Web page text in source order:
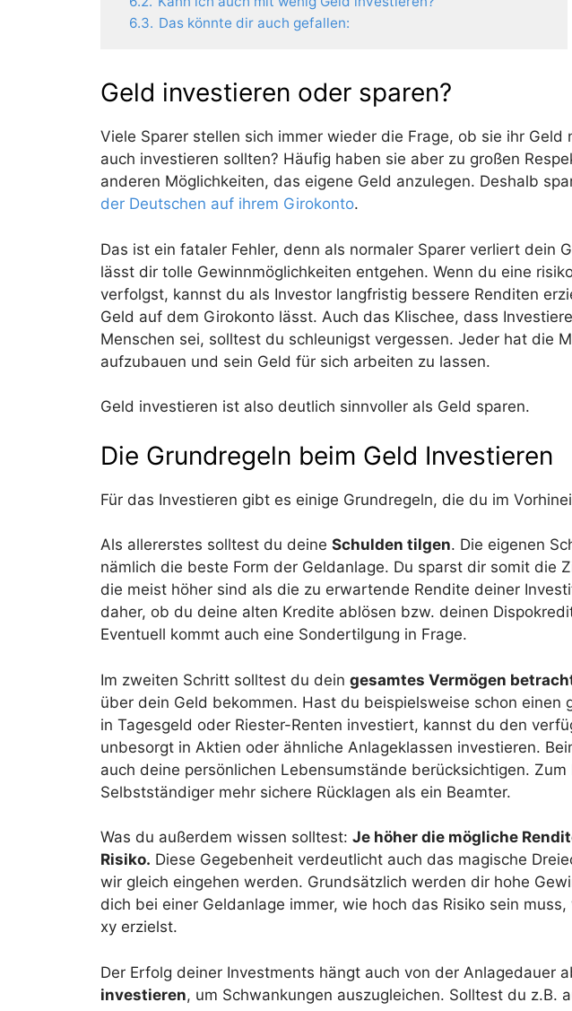
6.3. Das könnte dir auch gefallen:
Geld investieren oder sparen?
Viele Sparer stellen sich immer wieder die Frage, ob sie ihr Geld
auch investieren sollten? Häufig haben sie aber zu großen
anderen Möglichkeiten, das eigene Geld anzulegen. Deshalb
der Deutschen auf ihrem Girokonto.
Das ist ein fataler Fehler, denn als normaler Sparer verliert dein
lässt dir tolle Gewinnmöglichkeiten entgehen. Wenn du eine
verfolgst, kannst du als Investor langfristig bessere Renditen
Geld auf dem Girokonto lässt. Auch das Klischee, dass
Menschen sei, solltest du schleunigst vergessen. Jeder hat die
aufzubauen und sein Geld für sich arbeiten zu lassen.
Geld investieren ist also deutlich sinnvoller als Geld sparen.
Die Grundregeln beim Geld Investieren
Für das Investieren gibt es einige Grundregeln, die du im
Als allererstes solltest du deine Schulden tilgen. Die eigenen
nämlich die beste Form der Geldanlage. Du sparst dir somit die
die meist höher sind als die zu erwartende Rendite deiner
daher, ob du deine alten Kredite ablösen bzw. deinen
Eventuell kommt auch eine Sondertilgung in Frage.
Im zweiten Schritt solltest du dein gesamtes Vermögen
über dein Geld bekommen. Hast du beispielsweise schon einen
in Tagesgeld oder Riester-Renten investiert, kannst du den
unbesorgt in Aktien oder ähnliche Anlageklassen investieren.
auch deine persönlichen Lebensumstände berücksichtigen. Zum
Selbstständiger mehr sichere Rücklagen als ein Beamter.
Was du außerdem wissen solltest: Je höher die mögliche
Risiko. Diese Gegebenheit verdeutlicht auch das magische
wir gleich eingehen werden. Grundsätzlich werden dir hohe
dich bei einer Geldanlage immer, wie hoch das Risiko sein
xy erzielst.
Der Erfolg deiner Investments hängt auch von der Anlagedauer
investieren, um Schwankungen auszugleichen. Solltest du z.B.